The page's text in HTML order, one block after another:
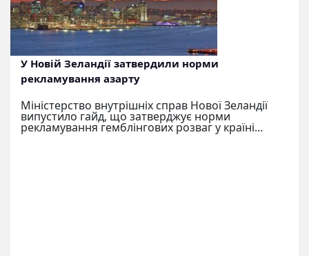
У Новій Зеландії затвердили норми
рекламування азарту
Міністерство внутрішніх справ Нової Зеландії
випустило гайд, що затверджує норми
рекламування гемблінгових розваг у країні...